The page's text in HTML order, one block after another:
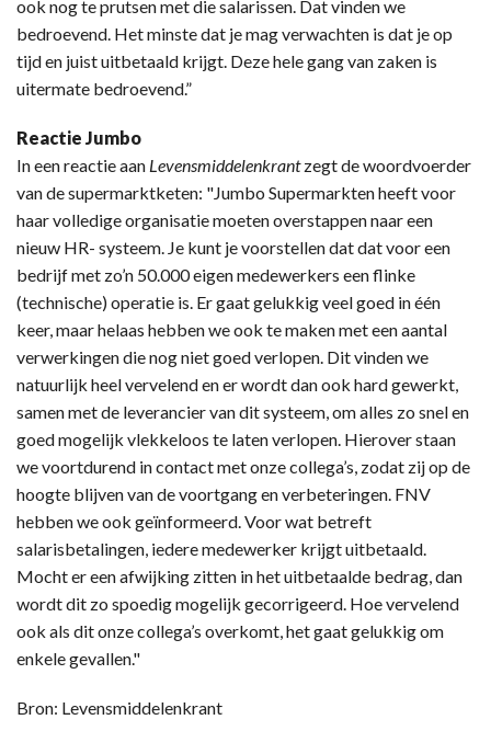
ook nog te prutsen met die salarissen. Dat vinden we
bedroevend. Het minste dat je mag verwachten is dat je op
tijd en juist uitbetaald krijgt. Deze hele gang van zaken is
uitermate bedroevend.”
Reactie Jumbo
In een reactie aan Levensmiddelenkrantzegt de woordvoerder
van de supermarktketen: "Jumbo Supermarkten heeft voor
haar volledige organisatie moeten overstappen naar een
nieuw HR- systeem. Je kunt je voorstellen dat dat voor een
bedrijf met zo’n 50.000 eigen medewerkers een flinke
(technische) operatie is. Er gaat gelukkig veel goed in één
keer, maar helaas hebben we ook te maken met een aantal
verwerkingen die nog niet goed verlopen. Dit vinden we
natuurlijk heel vervelend en er wordt dan ook hard gewerkt,
samen met de leverancier van dit systeem, om alles zo snel en
goed mogelijk vlekkeloos te laten verlopen. Hierover staan
we voortdurend in contact met onze collega’s, zodat zij op de
hoogte blijven van de voortgang en verbeteringen. FNV
hebben we ook geïnformeerd. Voor wat betreft
salarisbetalingen, iedere medewerker krijgt uitbetaald.
Mocht er een afwijking zitten in het uitbetaalde bedrag, dan
wordt dit zo spoedig mogelijk gecorrigeerd. Hoe vervelend
ook als dit onze collega’s overkomt, het gaat gelukkig om
enkele gevallen."
Bron: Levensmiddelenkrant